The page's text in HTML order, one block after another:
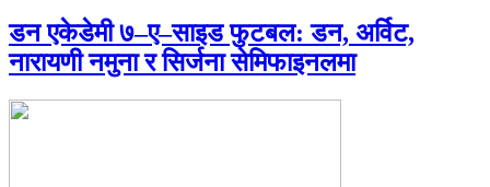
डन एकेडेमी ७–ए–साइड फुटबल: डन, अर्विट,
नारायणी नमुना र सिर्जना सेमिफाइनलमा